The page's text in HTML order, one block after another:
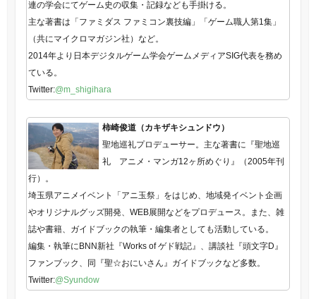
連の学会にてゲーム史の収集・記録なども手掛ける。
主な著書は「ファミダス ファミコン裏技編」「ゲーム職人第1集」
（共にマイクロマガジン社）など。
2014年より日本デジタルゲーム学会ゲームメディアSIG代表を務め
ている。
Twitter:@m_shigihara
柿崎俊道（カキザキシュンドウ）
聖地巡礼プロデューサー。主な著書に『聖地巡
礼 アニメ・マンガ12ヶ所めぐり』（2005年刊
行）。
埼玉県アニメイベント「アニ玉祭」をはじめ、地域発イベント企画
やオリジナルグッズ開発、WEB展開などをプロデュース。また、雑
誌や書籍、ガイドブックの執筆・編集者としても活動している。
編集・執筆にBNN新社『Works of ゲド戦記』、講談社『頭文字D』
ファンブック、同『聖☆おにいさん』ガイドブックなど多数。
Twitter:@Syundow